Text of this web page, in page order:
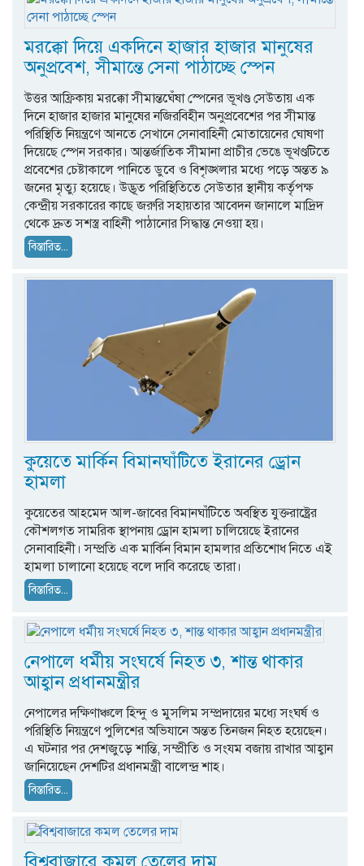
মরক্কো দিয়ে একদিনে হাজার হাজার মানুষের
অনুপ্রবেশ, সীমান্তে সেনা পাঠাচ্ছে স্পেন
উত্তর আফ্রিকায় মরক্কো সীমান্তঘেঁষা স্পেনের ভূখণ্ড সেউতায় এক
দিনে হাজার হাজার মানুষের নজিরবিহীন অনুপ্রবেশের পর সীমান্ত
পরিস্থিতি নিয়ন্ত্রণে আনতে সেখানে সেনাবাহিনী মোতায়েনের ঘোষণা
দিয়েছে স্পেন সরকার। আন্তর্জাতিক সীমানা প্রাচীর ভেঙে ভূখণ্ডটিতে
প্রবেশের চেষ্টাকালে পানিতে ডুবে ও বিশৃঙ্খলার মধ্যে পড়ে অন্তত ৯
জনের মৃত্যু হয়েছে। উদ্ভূত পরিস্থিতিতে সেউতার স্থানীয় কর্তৃপক্ষ
কেন্দ্রীয় সরকারের কাছে জরুরি সহায়তার আবেদন জানালে মাদ্রিদ
থেকে দ্রুত সশস্ত্র বাহিনী পাঠানোর সিদ্ধান্ত নেওয়া হয়।
বিস্তারিত...
কুয়েতে মার্কিন বিমানঘাঁটিতে ইরানের ড্রোন
হামলা
কুয়েতের আহমেদ আল-জাবের বিমানঘাঁটিতে অবস্থিত যুক্তরাষ্ট্রের
কৌশলগত সামরিক স্থাপনায় ড্রোন হামলা চালিয়েছে ইরানের
সেনাবাহিনী। সম্প্রতি এক মার্কিন বিমান হামলার প্রতিশোধ নিতে এই
হামলা চালানো হয়েছে বলে দাবি করেছে তারা।
বিস্তারিত...
নেপালে ধর্মীয় সংঘর্ষে নিহত ৩, শান্ত থাকার
আহ্বান প্রধানমন্ত্রীর
নেপালের দক্ষিণাঞ্চলে হিন্দু ও মুসলিম সম্প্রদায়ের মধ্যে সংঘর্ষ ও
পরিস্থিতি নিয়ন্ত্রণে পুলিশের অভিযানে অন্তত তিনজন নিহত হয়েছেন।
এ ঘটনার পর দেশজুড়ে শান্তি, সম্প্রীতি ও সংযম বজায় রাখার আহ্বান
জানিয়েছেন দেশটির প্রধানমন্ত্রী বালেন্দ্র শাহ।
বিস্তারিত...
বিশ্ববাজারে কমল তেলের দাম